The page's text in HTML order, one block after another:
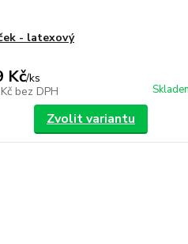
- latexový
Kč/ks
bez DPH
Zvolit variantu